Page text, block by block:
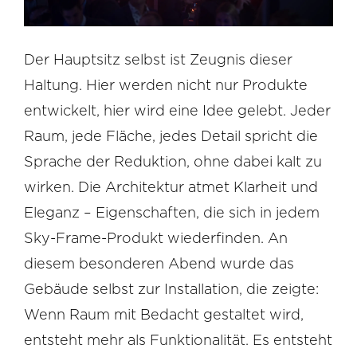
Der Hauptsitz selbst ist Zeugnis dieser
Haltung. Hier werden nicht nur Produkte
entwickelt, hier wird eine Idee gelebt. Jeder
Raum, jede Fläche, jedes Detail spricht die
Sprache der Reduktion, ohne dabei kalt zu
wirken. Die Architektur atmet Klarheit und
Eleganz – Eigenschaften, die sich in jedem
Sky-Frame-Produkt wiederfinden. An
diesem besonderen Abend wurde das
Gebäude selbst zur Installation, die zeigte:
Wenn Raum mit Bedacht gestaltet wird,
entsteht mehr als Funktionalität. Es entsteht